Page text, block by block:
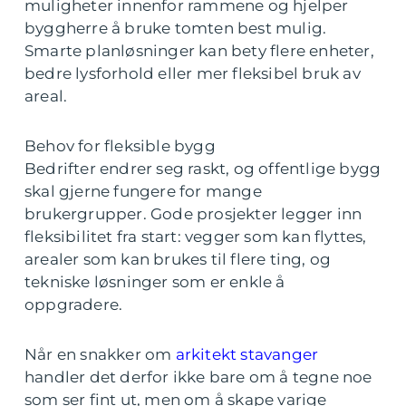
muligheter innenfor rammene og hjelper
byggherre å bruke tomten best mulig.
Smarte planløsninger kan bety flere enheter,
bedre lysforhold eller mer fleksibel bruk av
areal.
Behov for fleksible bygg
Bedrifter endrer seg raskt, og offentlige bygg
skal gjerne fungere for mange
brukergrupper. Gode prosjekter legger inn
fleksibilitet fra start: vegger som kan flyttes,
arealer som kan brukes til flere ting, og
tekniske løsninger som er enkle å
oppgradere.
Når en snakker om arkitekt stavanger
handler det derfor ikke bare om å tegne noe
som ser fint ut, men om å skape varige